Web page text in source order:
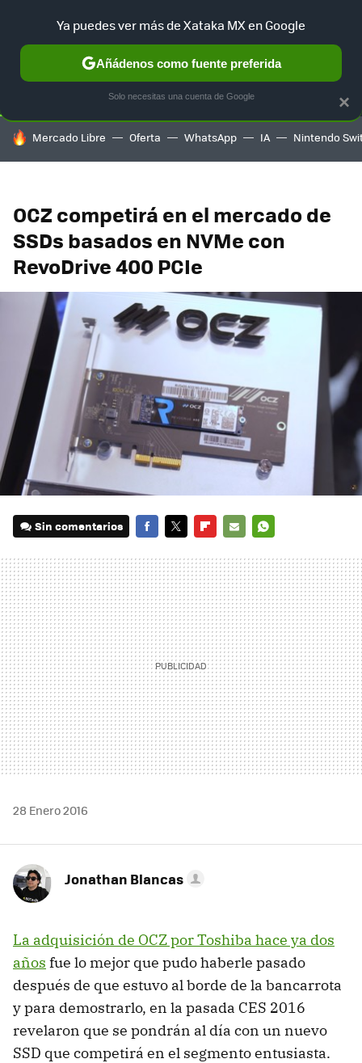
SELECCIÓN GAMING HOME AUTO TERRITORIO
HOY SE HABLA DE
Mercado Libre Oferta WhatsApp IA Nintendo
OCZ competirá en el mercado de
SSDs basados en NVMe con
RevoDrive 400 PCIe
Sin comentarios
MAIL
28 Enero 2016
Jonathan Blancas
La adquisición de OCZ por Toshiba hace ya dos
años fue lo mejor que pudo haberle pasado
después de que estuvo al borde de la bancarrota
y para demostrarlo, en la pasada CES 2016
revelaron que se pondrán al día con un nuevo
SSD que competirá en el segmento entusiasta.
×
Ya puedes ver más de Xataka MX en Google
Añádenos como fuente preferida
Solo necesitas una cuenta de Google